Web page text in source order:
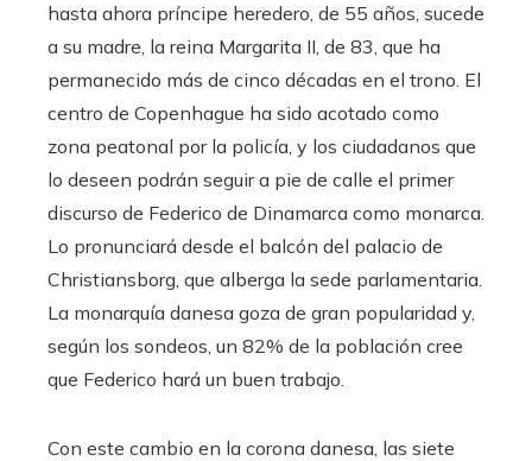
hasta ahora príncipe heredero, de 55 años, sucede
a su madre, la reina Margarita II, de 83, que ha
permanecido más de cinco décadas en el trono. El
centro de Copenhague ha sido acotado como
zona peatonal por la policía, y los ciudadanos que
lo deseen podrán seguir a pie de calle el primer
discurso de Federico de Dinamarca como monarca.
Lo pronunciará desde el balcón del palacio de
Christiansborg, que alberga la sede parlamentaria.
La monarquía danesa goza de gran popularidad y,
según los sondeos, un 82% de la población cree
que Federico hará un buen trabajo.
Con este cambio en la corona danesa, las siete